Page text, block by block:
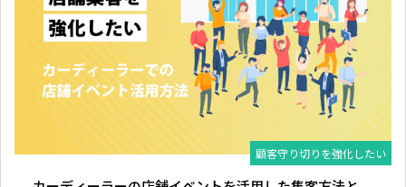
顧客守り切りを強化したい